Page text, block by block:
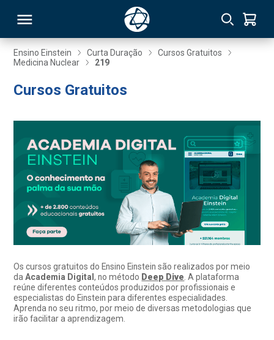
Ensino Einstein Curta Duração
Cursos Gratuitos
Medicina Nuclear
219
Cursos Gratuitos
Os cursos gratuitos do Ensino Einstein são realizados por meio
daAcademia Digital, no método Deep Dive. A plataforma
reúne diferentes conteúdos produzidos por profissionais e
especialistas do Einstein para diferentes especialidades.
Aprenda no seu ritmo, por meio de diversas metodologias que
irão facilitar a aprendizagem.